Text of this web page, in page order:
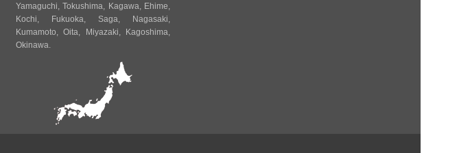
Yamaguchi ,Tokushima Kagawa Ehime
Kochi
Fukuoka Saga Nagasaki
Kumamoto ,Oita Miyazaki Kagoshima
Okinawa